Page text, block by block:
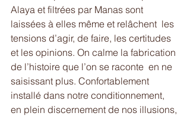
Alaya et filtrées par Manas sont
laissées à elles même et relâchent  les
tensions d’agir, de faire, les certitudes
et les opinions. On calme la fabrication
de l’histoire que l’on se raconte  en ne
saisissant plus. Confortablement
installé dans notre conditionnement,
en plein discernement de nos illusions,